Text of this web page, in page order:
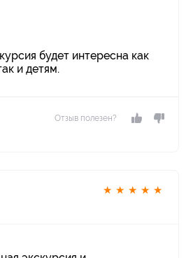
будет интересна как
и детям.
Отзыв полезен?
★ ★ ★ ★ ★